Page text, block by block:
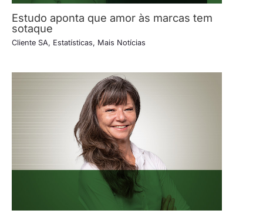
Estudo aponta que amor às marcas tem
sotaque
Cliente SA, Estatísticas, Mais Notícias